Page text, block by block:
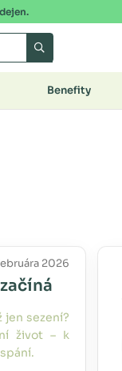
Benefity
2026
jen sezení?
život – k